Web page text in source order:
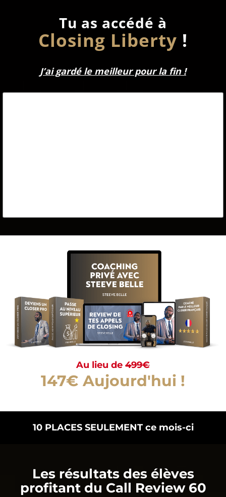
Tu as accédé à
Closing Liberty !
J’ai gardé le meilleur pour la fin !
Au lieu de 499€
147€ Aujourd'hui !
10 PLACES SEULEMENT ce mois-ci
Les résultats des élèves
profitant du Call Review 60